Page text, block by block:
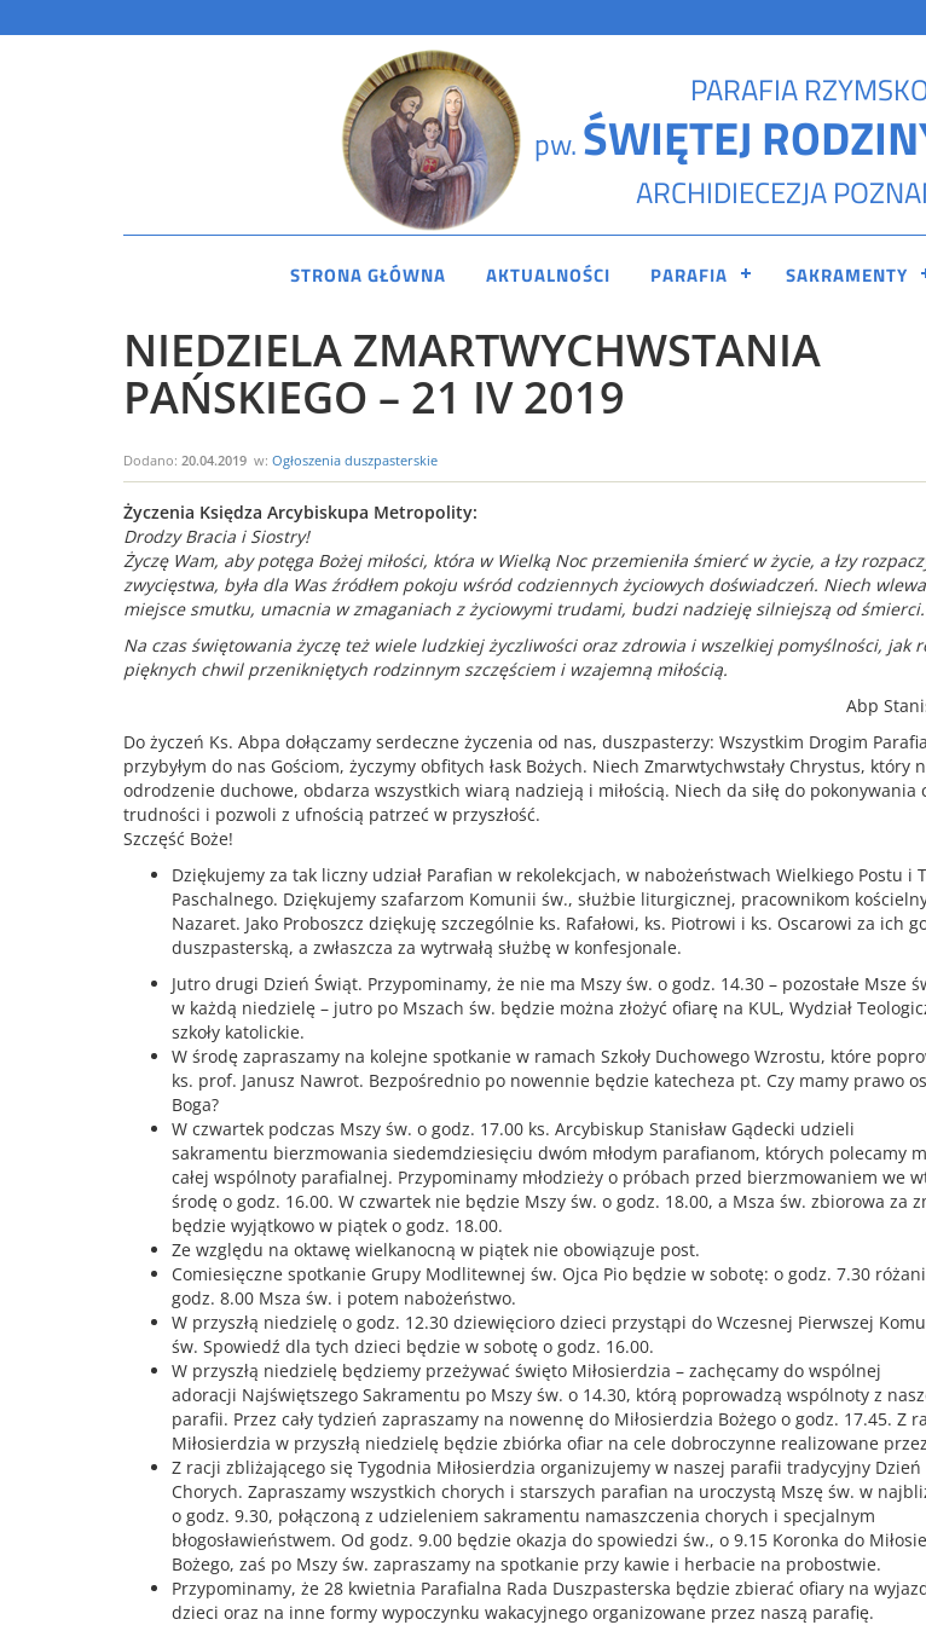
PARAFIA
pw.ŚWIĘTEJ
ARCHIDIECEZJA
STRONA GŁÓWNA AKTUALNOŚCI PARAFIA SAKRAMENTY
NIEDZIELA ZMARTWYCHWSTANIA
PAŃSKIEGO – 21 IV 2019
Dodano: 20.04.2019 w: Ogłoszenia duszpasterskie
Życzenia Księdza Arcybiskupa Metropolity:
Drodzy Bracia i Siostry!
Życzę Wam, aby potęga Bożej miłości, która w Wielką Noc przemieniła śmierć w życie, a łzy
zwycięstwa, była dla Was źródłem pokoju wśród codziennych życiowych doświadczeń. Niech
miejsce smutku, umacnia w zmaganiach z życiowymi trudami, budzi nadzieję silniejszą od śmierci.
Na czas świętowania życzę też wiele ludzkiej życzliwości oraz zdrowia i wszelkiej pomyślności, jak
pięknych chwil przenikniętych rodzinnym szczęściem i wzajemną miłością.
Abp
Do życzeń Ks. Abpa dołączamy serdeczne życzenia od nas, duszpasterzy: Wszystkim Drogim
przybyłym do nas Gościom, życzymy obfitych łask Bożych. Niech Zmarwtychwstały Chrystus, który
odrodzenie duchowe, obdarza wszystkich wiarą nadzieją i miłością. Niech da siłę do pokonywania
trudności i pozwoli z ufnością patrzeć w przyszłość.
Szczęść Boże!
Dziękujemy za tak liczny udział Parafian w rekolekcjach, w nabożeństwach Wielkiego Postu i
Paschalnego. Dziękujemy szafarzom Komunii św., służbie liturgicznej, pracownikom
Nazaret. Jako Proboszcz dziękuję szczególnie ks. Rafałowi, ks. Piotrowi i ks. Oscarowi za ich
duszpasterską, a zwłaszcza za wytrwałą służbę w konfesjonale.
Jutro drugi Dzień Świąt. Przypominamy, że nie ma Mszy św. o godz. 14.30 – pozostałe Msze
w każdą niedzielę – jutro po Mszach św. będzie można złożyć ofiarę na KUL, Wydział
szkoły katolickie.
W środę zapraszamy na kolejne spotkanie w ramach Szkoły Duchowego Wzrostu, które
ks. prof. Janusz Nawrot. Bezpośrednio po nowennie będzie katecheza pt. Czy mamy prawo
Boga?
W czwartek podczas Mszy św. o godz. 17.00 ks. Arcybiskup Stanisław Gądecki udzieli
sakramentu bierzmowania siedemdziesięciu dwóm młodym parafianom, których polecamy
całej wspólnoty parafialnej. Przypominamy młodzieży o próbach przed bierzmowaniem we
środę o godz. 16.00. W czwartek nie będzie Mszy św. o godz. 18.00, a Msza św. zbiorowa za
będzie wyjątkowo w piątek o godz. 18.00.
Ze względu na oktawę wielkanocną w piątek nie obowiązuje post.
Comiesięczne spotkanie Grupy Modlitewnej św. Ojca Pio będzie w sobotę: o godz. 7.30
godz. 8.00 Msza św. i potem nabożeństwo.
W przyszłą niedzielę o godz. 12.30 dziewięcioro dzieci przystąpi do Wczesnej Pierwszej
św. Spowiedź dla tych dzieci będzie w sobotę o godz. 16.00.
W przyszłą niedzielę będziemy przeżywać święto Miłosierdzia – zachęcamy do wspólnej
adoracji Najświętszego Sakramentu po Mszy św. o 14.30, którą poprowadzą wspólnoty z
parafii. Przez cały tydzień zapraszamy na nowennę do Miłosierdzia Bożego o godz. 17.45. Z
Miłosierdzia w przyszłą niedzielę będzie zbiórka ofiar na cele dobroczynne realizowane
Z racji zbliżającego się Tygodnia Miłosierdzia organizujemy w naszej parafii tradycyjny Dzień
Chorych. Zapraszamy wszystkich chorych i starszych parafian na uroczystą Mszę św. w
o godz. 9.30, połączoną z udzieleniem sakramentu namaszczenia chorych i specjalnym
błogosławieństwem. Od godz. 9.00 będzie okazja do spowiedzi św., o 9.15 Koronka do
Bożego, zaś po Mszy św. zapraszamy na spotkanie przy kawie i herbacie na probostwie.
Przypominamy, że 28 kwietnia Parafialna Rada Duszpasterska będzie zbierać ofiary na
dzieci oraz na inne formy wypoczynku wakacyjnego organizowane przez naszą parafię.